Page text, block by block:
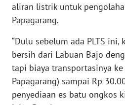
aliran listrik untuk
Papagarang.
“Dulu sebelum ada PLTS
bersih dari Labuan Bajo
tapi biaya transportasinya
Papagarang) sampai Rp
penyediaan es batu ongkos
BALI
WN
WN
KALTENG